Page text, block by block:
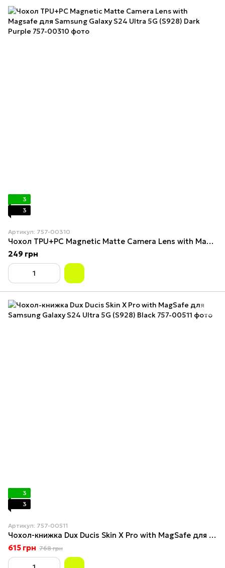
3
3
Артикул: 757-00310
Чохол TPU+PC Magnetic Matte Camera Lens with Magsafe для Samsung Galaxy S24 Ultra 5G (S928) Dark Purple
249 грн
3
3
Артикул: 757-00511
Чохол-книжка Dux Ducis Skin X Pro with MagSafe для Samsung Galaxy S24 Ultra 5G (S928) Black
615 грн 768 грн